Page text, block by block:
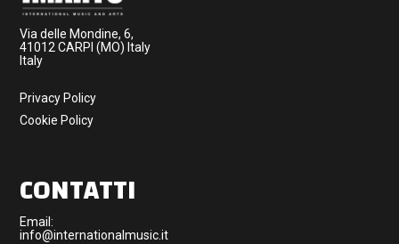
Via delle Mondine, 6,
41012 CARPI (MO) Italy
Italy
Privacy Policy
Cookie Policy
CONTATTI
Email:
info@internationalmusic.it